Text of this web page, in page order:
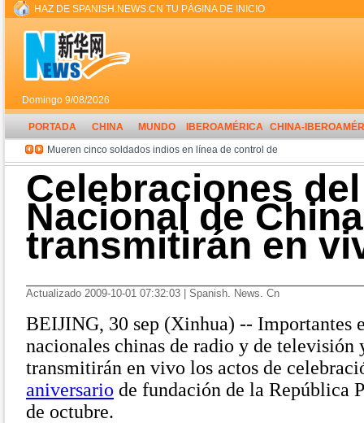
Celebraciones
Nacional de
transmitirán en
Actualizado 2009-10-01 07:32:03 | Spanish. News. Cn
BEIJING, 30 sep (Xinhua) -- Importantes
nacionales chinas de radio y de televisión
transmitirán en vivo los actos de
aniversario de fundación de la República
de octubre.